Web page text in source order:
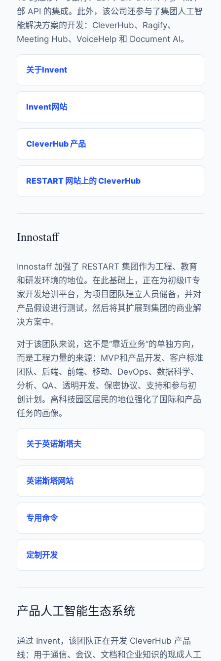
部 API 的集成。此外，该公司还参与了集团人工智
能解决方案的开发：CleverHub、Ragify、
Meeting Hub、VoiceHelp 和 Document AI。
关于Invent
Invent网站
CleverHub 产品
RESTART 网站上的 CleverHub
Innostaff
Innostaff 加强了 RESTART 集团作为工程、教育
和研发环境的地位。在此基础上，正在为初级IT专
家开发培训平台，为项目团队建立人员储备，并对
产品假设进行测试，然后将其扩展到集团的商业解
决方案中。
对于该团队来说，这不是“靠近业务”的单独方向，
而是工程力量的来源：MVP和产品开发、客户标准
团队、后端、前端、移动、DevOps、数据科学、
分析、QA、透明开发、保密协议、支持和参与初
创计划。高科技园区居民的地位强化了国际和产品
任务的画像。
关于英诺斯塔夫
英诺斯塔网站
专用命令
定制开发
产品人工智能生态系统
通过 Invent，该团队正在开发 CleverHub 产品
线：用于通信、会议、文档和企业知识的现成人工